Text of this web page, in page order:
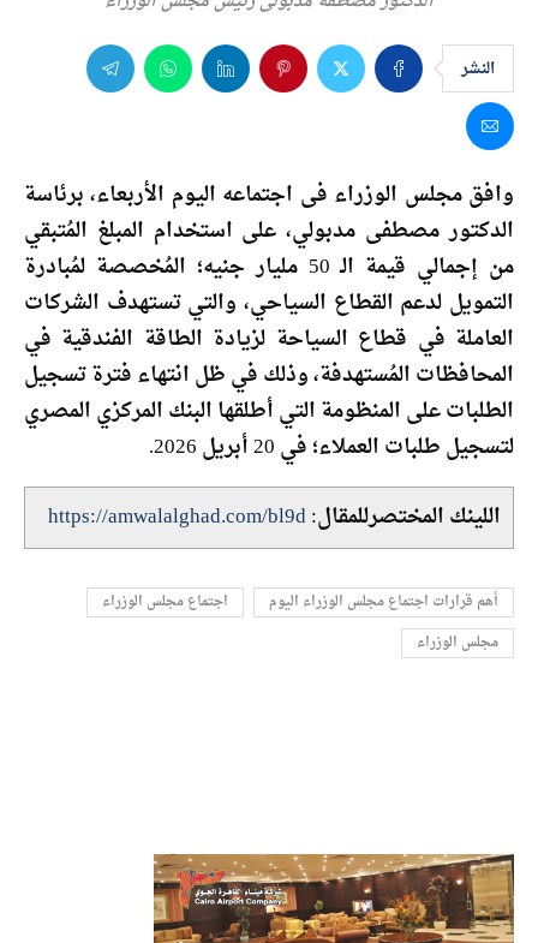
النشر
وافق مجلس الوزراء فى اجتماعه اليوم الأربعاء، برئاسة
الدكتور مصطفى مدبولي، على استخدام المبلغ المُتبقي
من إجمالي قيمة الـ 50 مليار جنيه؛ المُخصصة لمُبادرة
التمويل لدعم القطاع السياحي، والتي تستهدف الشركات
العاملة في قطاع السياحة لزيادة الطاقة الفندقية في
المحافظات المُستهدفة، وذلك في ظل انتهاء فترة تسجيل
الطلبات على المنظومة التي أطلقها البنك المركزي المصري
لتسجيل طلبات العملاء؛ في 20 أبريل 2026.
اللينك المختصرللمقال:https://amwalalghad.com/bl9d
أهم قرارات اجتماع مجلس الوزراء اليوم
اجتماع مجلس الوزراء
مجلس الوزراء